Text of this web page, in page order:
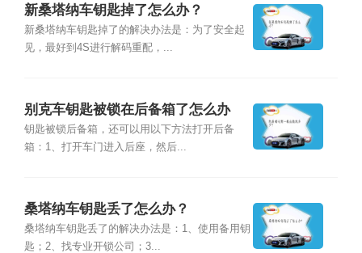
新桑塔纳车钥匙掉了怎么办？
新桑塔纳车钥匙掉了的解决办法是：为了安全起
见，最好到4S进行解码重配，...
别克车钥匙被锁在后备箱了怎么办
钥匙被锁后备箱，还可以用以下方法打开后备
箱：1、打开车门进入后座，然后...
桑塔纳车钥匙丢了怎么办？
桑塔纳车钥匙丢了的解决办法是：1、使用备用钥
匙；2、找专业开锁公司；3...